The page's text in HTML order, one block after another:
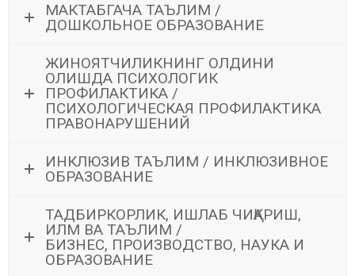
МАКТАБГАЧА ТАЪЛИМ /
ДОШКОЛЬНОЕ ОБРАЗОВАНИЕ
ЖИНОЯТЧИЛИКНИНГ ОЛДИНИ
ОЛИШДА ПСИХОЛОГИК
ПРОФИЛАКТИКА /
ПСИХОЛОГИЧЕСКАЯ ПРОФИЛАКТИКА
ПРАВОНАРУШЕНИЙ
ИНКЛЮЗИВ ТАЪЛИМ / ИНКЛЮЗИВНОЕ
ОБРАЗОВАНИЕ
ТАДБИРКОРЛИК, ИШЛАБ ЧИҚАРИШ,
ИЛМ ВА ТАЪЛИМ /
БИЗНЕС, ПРОИЗВОДСТВО, НАУКА И
ОБРАЗОВАНИЕ